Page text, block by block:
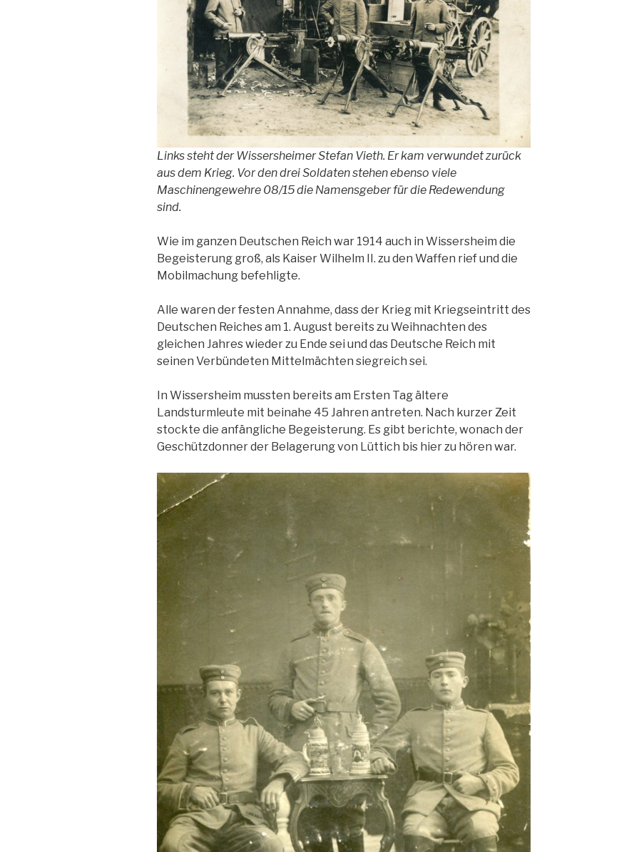
Links steht der Wissersheimer Stefan Vieth. Er kam verwundet zurück
aus dem Krieg. Vor den drei Soldaten stehen ebenso viele
Maschinengewehre 08/15 die Namensgeber für die Redewendung
sind.
Wie im ganzen Deutschen Reich war 1914 auch in Wissersheim die
Begeisterung groß, als Kaiser Wilhelm II. zu den Waffen rief und die
Mobilmachung befehligte.
Alle waren der festen Annahme, dass der Krieg mit Kriegseintritt des
Deutschen Reiches am 1. August bereits zu Weihnachten des
gleichen Jahres wieder zu Ende sei und das Deutsche Reich mit
seinen Verbündeten Mittelmächten siegreich sei.
In Wissersheim mussten bereits am Ersten Tag ältere
Landsturmleute mit beinahe 45 Jahren antreten. Nach kurzer Zeit
stockte die anfängliche Begeisterung. Es gibt berichte, wonach der
Geschützdonner der Belagerung von Lüttich bis hier zu hören war.